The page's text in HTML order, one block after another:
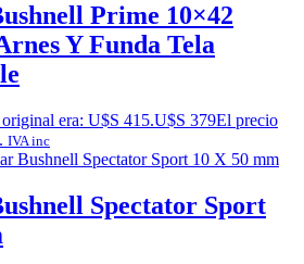
Prime 10×42
Y Funda Tela
era: U$S 415.U$S 379El precio
IVA inc
Spectator Sport